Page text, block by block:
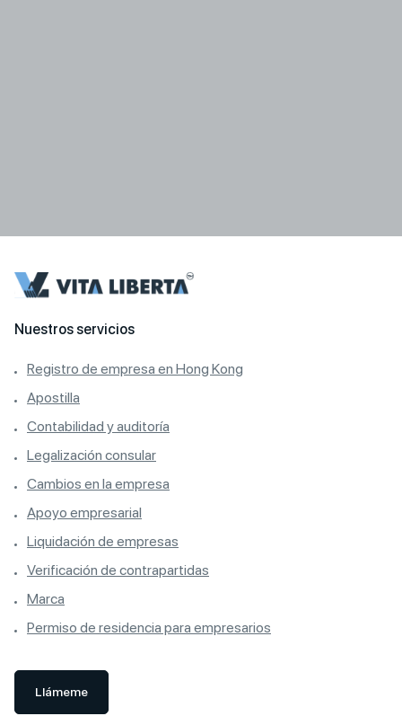
Nuestros servicios
Registro de empresa en Hong Kong
Apostilla
Contabilidad y auditoría
Legalización consular
Cambios en la empresa
Apoyo empresarial
Liquidación de empresas
Verificación de contrapartidas
Marca
Permiso de residencia para empresarios
Llámeme